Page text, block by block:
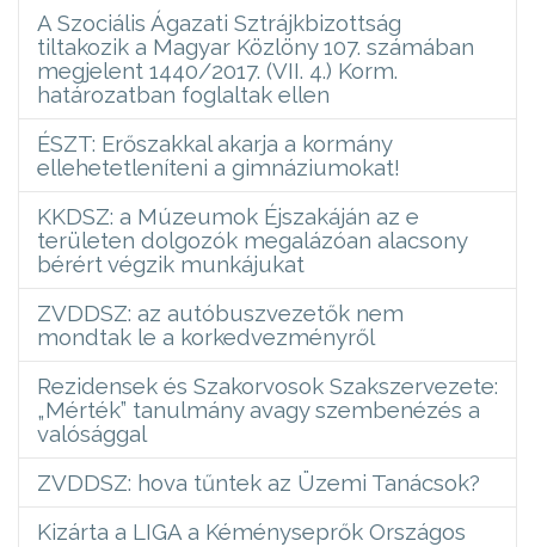
A Szociális Ágazati Sztrájkbizottság
tiltakozik a Magyar Közlöny 107. számában
megjelent 1440/2017. (VII. 4.) Korm.
határozatban foglaltak ellen
ÉSZT: Erőszakkal akarja a kormány
ellehetetleníteni a gimnáziumokat!
KKDSZ: a Múzeumok Éjszakáján az e
területen dolgozók megalázóan alacsony
bérért végzik munkájukat
ZVDDSZ: az autóbuszvezetők nem
mondtak le a korkedvezményről
Rezidensek és Szakorvosok Szakszervezete:
„Mérték” tanulmány avagy szembenézés a
valósággal
ZVDDSZ: hova tűntek az Üzemi Tanácsok?
Kizárta a LIGA a Kéményseprők Országos